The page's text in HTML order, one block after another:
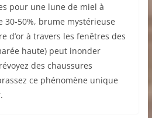
pour une lune de miel à
30-50%, brume mystérieuse
d’or à travers les fenêtres des
haute) peut inonder
des chaussures
ce phénomène unique